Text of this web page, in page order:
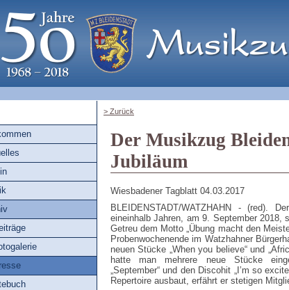
> Zurück
Der Musikzug
Jubiläum
Wiesbadener Tagblatt 04.03.2017
BLEIDENSTADT/WATZHAHN - (red).
eineinhalb Jahren, am 9. September 2018,
Getreu dem Motto „Übung macht den
Probenwochenende im Watzhahner
neuen Stücke „When you believe“ und
hatte man mehrere neue Stücke
„September“ und den Discohit „I’m so
Repertoire ausbaut, erfährt er stetigen